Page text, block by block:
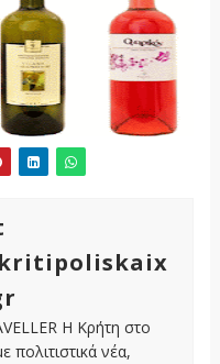
Η Κρήτη στο
πολιτιστικά νέα,